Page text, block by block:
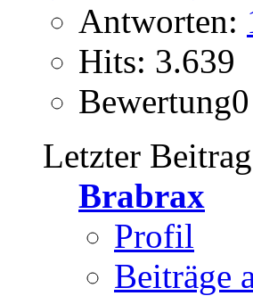
Antworten:
Hits: 3.639
Letzter
Brabrax
Profil
Beiträge